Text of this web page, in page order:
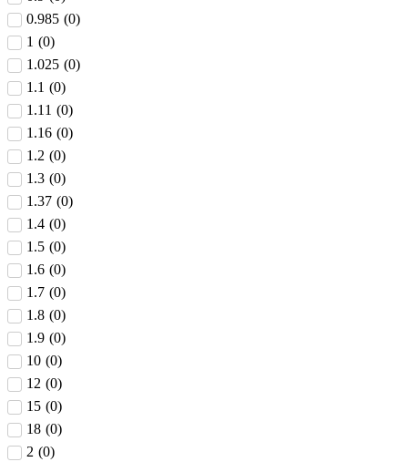
0.985 (0)
1 (0)
1.025 (0)
1.1 (0)
1.11 (0)
1.16 (0)
1.2 (0)
1.3 (0)
1.37 (0)
1.4 (0)
1.5 (0)
1.6 (0)
1.7 (0)
1.8 (0)
1.9 (0)
10 (0)
12 (0)
15 (0)
18 (0)
2 (0)